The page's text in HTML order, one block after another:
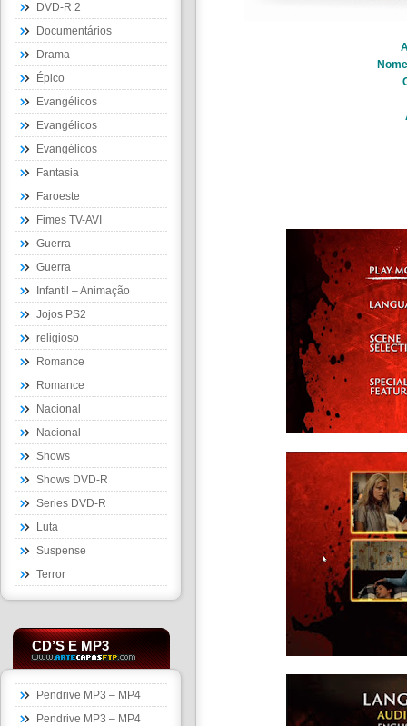
DVD-R 2
Documentários
Drama
Épico
Evangélicos
Evangélicos
Evangélicos
Fantasia
Faroeste
Fimes TV-AVI
Guerra
Guerra
Infantil – Animação
Jojos PS2
religioso
Romance
Romance
Nacional
Nacional
Shows
Shows DVD-R
Series DVD-R
Luta
Suspense
Terror
CD’S E MP3
Pendrive MP3 – MP4
Pendrive MP3 – MP4